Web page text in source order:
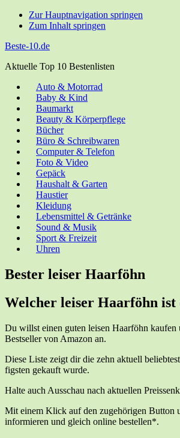
Zur Hauptnavigation springen
Zum Inhalt springen
Beste-10.de
Aktuelle Top 10 Bestenlisten
Auto & Motorrad
Baby & Kind
Bau­markt
Beau­ty & Körperpflege
Bücher
Büro & Schreibwaren
Com­pu­ter & Telefon
Foto & Video
Gepäck
Haus­halt & Garten
Haus­tier
Klei­dung
Lebens­mit­tel & Getränke
Sound & Musik
Sport & Freizeit
Uhren
Bes­ter lei­ser Haarföhn
Wel­cher lei­ser Haar­föhn ist
Du willst einen guten lei­sen Haar­föhn
Best­sel­ler von Ama­zon an.
Die­se Lis­te zeigt dir die zehn aktu­ell
figs­ten gekauft wurde.
Hal­te auch Aus­schau nach aktu­el­len
Mit einem Klick auf den zuge­hö­ri­gen But­ton
infor­mie­ren und gleich online bestellen*.